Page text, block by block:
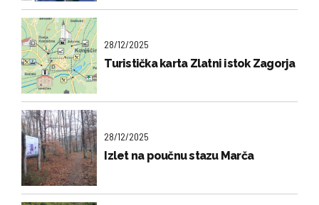
28/12/2025
Turistička karta Zlatni istok Zagorja
28/12/2025
Izlet na poučnu stazu Marča